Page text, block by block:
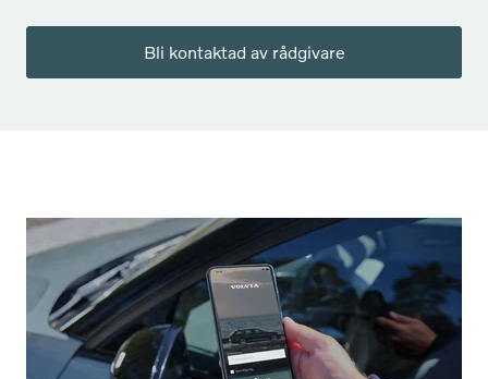
Bli kontaktad av rådgivare